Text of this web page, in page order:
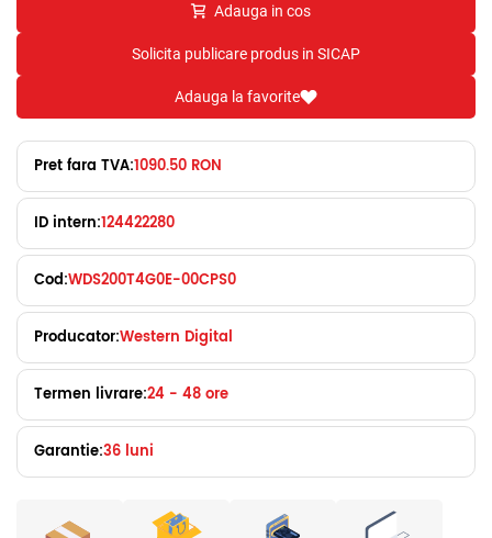
Adauga in cos
Solicita publicare produs in SICAP
Adauga la favorite
Pret fara TVA:1090.50 RON
ID intern:124422280
Cod:WDS200T4G0E-00CPS0
Producator:Western Digital
Termen livrare:24 - 48 ore
Garantie:36 luni